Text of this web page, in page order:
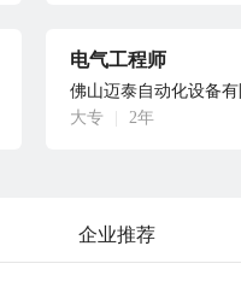
电气工程师
佛山迈泰自动化设备
大专
2年
企业推荐